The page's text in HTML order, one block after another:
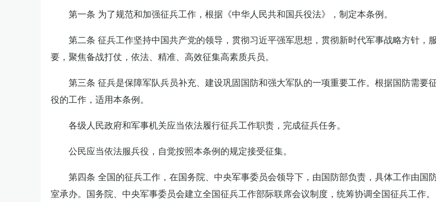
第一条 为了规范和加强征兵工作，根据《中华人民共和国兵役法》，制定本条例。
第二条 征兵工作坚持中国共产党的领导，贯彻习近平强军思想，贯彻新时代军事战略方针，
要，聚焦备战打仗，依法、精准、高效征集高素质兵员。
第三条 征兵是保障军队兵员补充、建设巩固国防和强大军队的一项重要工作。根据国防需要
役的工作，适用本条例。
各级人民政府和军事机关应当依法履行征兵工作职责，完成征兵任务。
公民应当依法服兵役，自觉按照本条例的规定接受征集。
第四条 全国的征兵工作，在国务院、中央军事委员会领导下，由国防部负责，具体工作由国
室承办。国务院、中央军事委员会建立全国征兵工作部际联席会议制度，统筹协调全国征兵工作。